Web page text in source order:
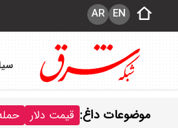
EN
AR
موضوعات داغ: قیمت دلار
قیمت سکه امامی امروز
قیمت طلا ۲۴ عیار امروز جمعه ۱۶ مرداد ۱۴۰۵/ صعود طلا ادامه‌دار شد